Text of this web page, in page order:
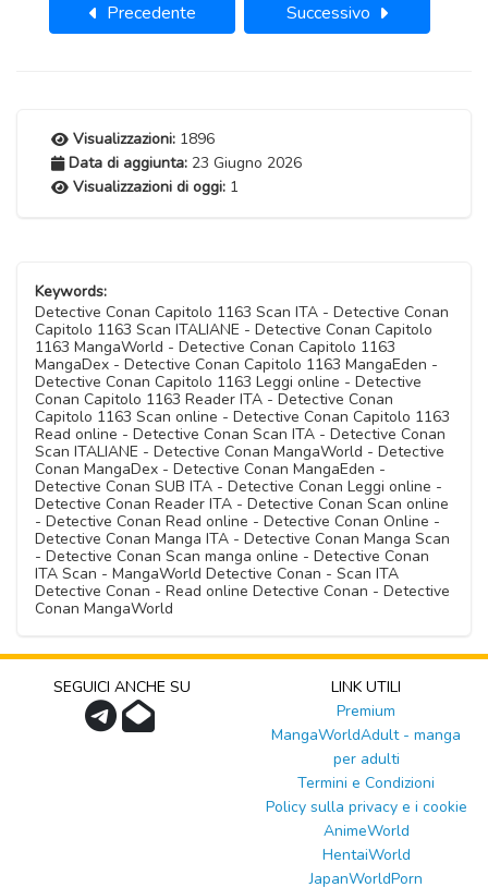
Precedente Successivo
Visualizzazioni: 1896
Data di aggiunta: 23 Giugno 2026
Visualizzazioni di oggi: 1
Keywords:
Detective Conan Capitolo 1163 Scan ITA - Detective Conan
Capitolo 1163 Scan ITALIANE - Detective Conan Capitolo
1163 MangaWorld - Detective Conan Capitolo 1163
MangaDex - Detective Conan Capitolo 1163 MangaEden -
Detective Conan Capitolo 1163 Leggi online - Detective
Conan Capitolo 1163 Reader ITA - Detective Conan
Capitolo 1163 Scan online - Detective Conan Capitolo 1163
Read online - Detective Conan Scan ITA - Detective Conan
Scan ITALIANE - Detective Conan MangaWorld - Detective
Conan MangaDex - Detective Conan MangaEden -
Detective Conan SUB ITA - Detective Conan Leggi online -
Detective Conan Reader ITA - Detective Conan Scan online
- Detective Conan Read online - Detective Conan Online -
Detective Conan Manga ITA - Detective Conan Manga Scan
- Detective Conan Scan manga online - Detective Conan
ITA Scan - MangaWorld Detective Conan - Scan ITA
Detective Conan - Read online Detective Conan - Detective
Conan MangaWorld
SEGUICI ANCHE SU
LINK UTILI
Premium
MangaWorldAdult - manga
per adulti
Termini e Condizioni
Policy sulla privacy e i cookie
AnimeWorld
HentaiWorld
JapanWorldPorn